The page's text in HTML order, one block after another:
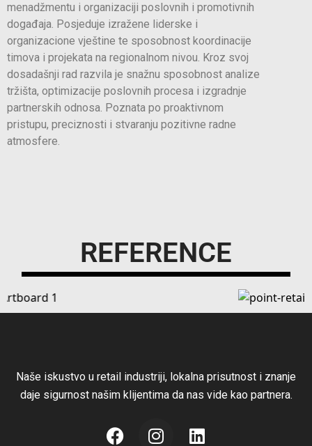
menadžmentu i organizaciji poslovnih i promotivnih
događaja. Posjeduje izražene liderske i
organizacione vještine te sposobnost koordinacije
timova i projekata na regionalnom nivou. Kroz svoj
dosadašnji rad razvila je snažnu sposobnost analize
tržišta, optimizacije poslovnih procesa i izgradnje
partnerskih odnosa. Poznata po proaktivnom
pristupu, preciznosti i stvaranju pozitivne radne
atmosfere.
REFERENCE
Naše iskustvo u retail industriji, lokalna prisutnost i znanje
daje sigurnost našim klijentima da nas vide kao partnera.